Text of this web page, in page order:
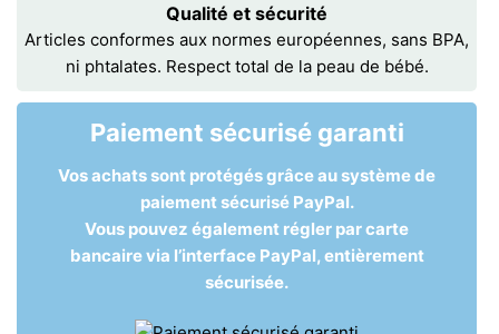
Qualité et sécurité
Articles conformes aux normes européennes, sans BPA,
ni phtalates. Respect total de la peau de bébé.
Paiement sécurisé garanti
Vos achats sont protégés grâce au système de
paiement sécurisé PayPal.
Vous pouvez également régler par carte
bancaire via l’interface PayPal, entièrement
sécurisée.